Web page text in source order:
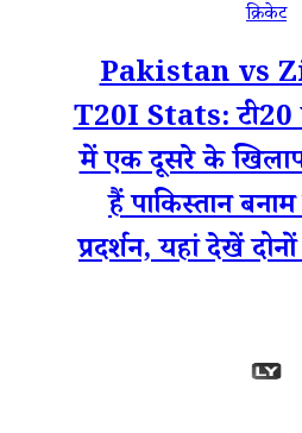
क्रिकेट
Pakistan vs
T20I Stats: टी20
में एक दूसरे के
हैं पाकिस्तान
प्रदर्शन, यहां देखें